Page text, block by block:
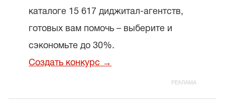
каталоге 15 617 диджитал-агентств,
готовых вам помочь – выберите и
сэкономьте до 30%.
Создать конкурс →